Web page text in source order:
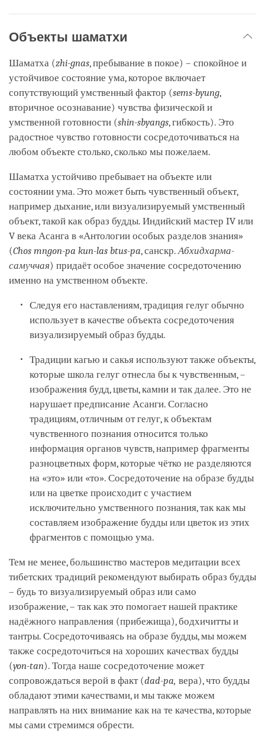
Объекты шаматхи
Шаматха (zhi-gnas, пребывание в покое) – спокойное и
устойчивое состояние ума, которое включает
сопутствующий умственный фактор (sems-byung,
вторичное осознавание) чувства физической и
умственной готовности (shin-sbyangs, гибкость). Это
радостное чувство готовности сосредоточиваться на
любом объекте столько, сколько мы пожелаем.
Шаматха устойчиво пребывает на объекте или
состоянии ума. Это может быть чувственный объект,
например дыхание, или визуализируемый умственный
объект, такой как образ будды. Индийский мастер IV или
V века Асанга в «Антологии особых разделов знания»
(Chos mngon-pa kun-las btus-pa, санскр. Абхидхарма-
самуччая) придаёт особое значение сосредоточению
именно на умственном объекте.
Следуя его наставлениям, традиция гелуг обычно
использует в качестве объекта сосредоточения
визуализируемый образ будды.
Традиции кагью и сакья используют также объекты,
которые школа гелуг отнесла бы к чувственным, –
изображения будд, цветы, камни и так далее. Это не
нарушает предписание Асанги. Согласно
традициям, отличным от гелуг, к объектам
чувственного познания относится только
информация органов чувств, например фрагменты
разноцветных форм, которые чётко не разделяются
на «это» или «то». Сосредоточение на образе будды
или на цветке происходит с участием
исключительно умственного познания, так как мы
составляем изображение будды или цветок из этих
фрагментов с помощью ума.
Тем не менее, большинство мастеров медитации всех
тибетских традиций рекомендуют выбирать образ будды
– будь то визуализируемый образ или само
изображение, – так как это помогает нашей практике
надёжного направления (прибежища), бодхичитты и
тантры. Сосредоточиваясь на образе будды, мы можем
также сосредоточиться на хороших качествах будды
(yon-tan). Тогда наше сосредоточение может
сопровождаться верой в факт (dad-pa, вера), что будды
обладают этими качествами, и мы также можем
направлять на них внимание как на те качества, которые
мы сами стремимся обрести.